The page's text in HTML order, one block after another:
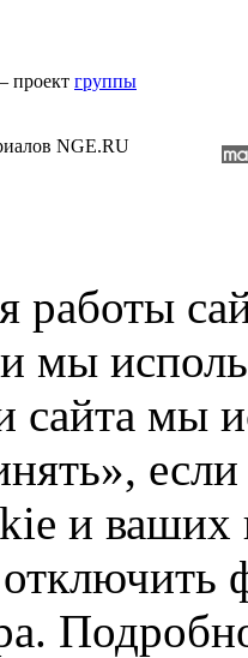
проект группы
NGE.RU
мы
сайта мы
если
и